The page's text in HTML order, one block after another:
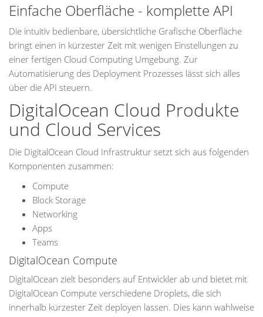
Einfache Oberfläche - komplette API
Die intuitiv bedienbare, übersichtliche Grafische Oberfläche
bringt einen in kürzester Zeit mit wenigen Einstellungen zu
einer fertigen Cloud Computing Umgebung. Zur
Automatisierung des Deployment Prozesses lässt sich alles
über die API steuern.
DigitalOcean Cloud Produkte
und Cloud Services
Die DigitalOcean Cloud Infrastruktur setzt sich aus folgenden
Komponenten zusammen:
Compute
Block Storage
Networking
Apps
Teams
DigitalOcean Compute
DigitalOcean zielt besonders auf Entwickler ab und bietet mit
DigitalOcean Compute verschiedene Droplets, die sich
innerhalb kürzester Zeit deployen lassen. Dies kann wahlweise